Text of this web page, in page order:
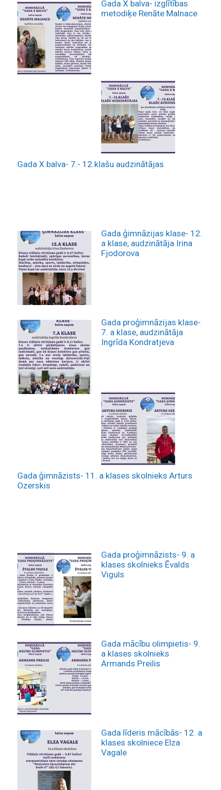
Gada X balva- izglītības
metodiķe Renāte Malnace
Gada X balva- 7.- 12.klašu audzinātājas
Gada ģimnāzijas klase- 12.
a klase, audzinātāja Irina
Fjodorova
Gada proģimnāzijas klase-
7. a klase, audzinātāja
Ingrīda Kondratjeva
Gada ģimnāzists- 11. a klases skolnieks Arturs
Ozerskis
Gada proģimnāzists- 9. a
klases skolnieks Ēvalds
Viguls
Gada mācību olimpietis- 9.
a klases skolnieks
Armands Preilis
Gada līderis mācībās- 12. a
klases skolniece Elza
Vagale